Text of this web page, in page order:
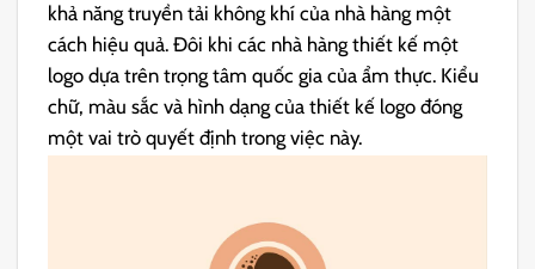
khả năng truyền tải không khí của nhà hàng một
cách hiệu quả. Đôi khi các nhà hàng thiết kế một
logo dựa trên trọng tâm quốc gia của ẩm thực. Kiểu
chữ, màu sắc và hình dạng của thiết kế logo đóng
một vai trò quyết định trong việc này.